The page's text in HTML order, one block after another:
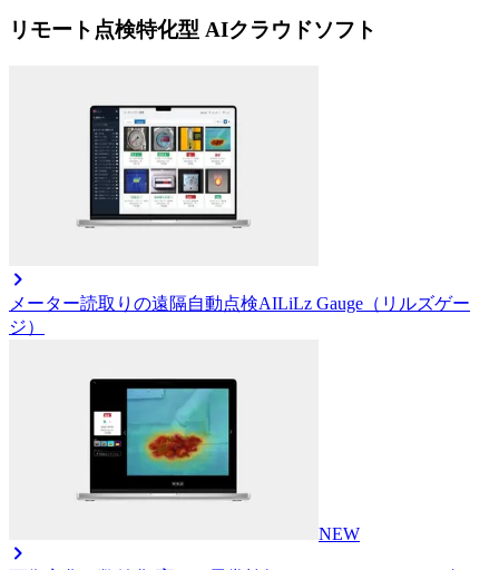
リモート点検特化型 AIクラウドソフト
メーター読取りの遠隔自動点検AILiLz Gauge（リルズゲー
ジ）
NEW